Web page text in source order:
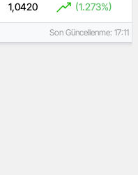
1,0420 (1.273%)
Son Güncellenme: 17:11